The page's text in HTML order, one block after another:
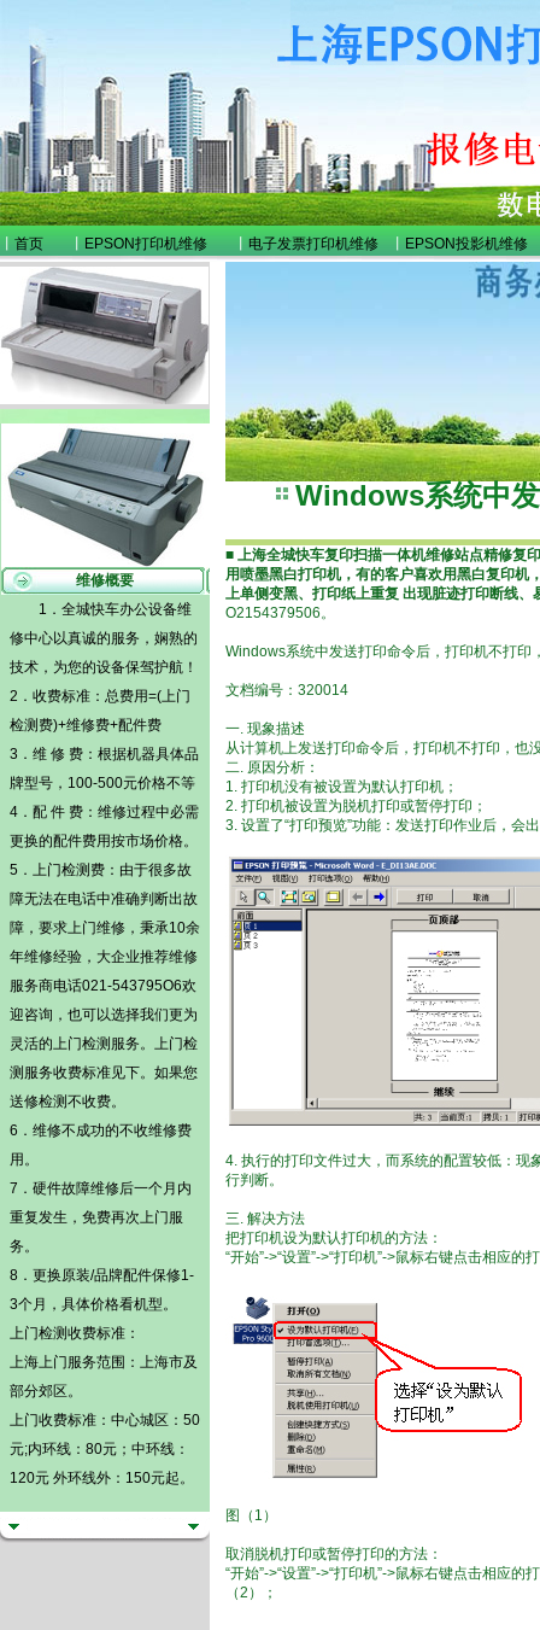
首页 EPSON打印机维修 电子发票打印机维修 EPSON投影机维修
维修概要
1．全城快车办公设备维
修中心以真诚的服务，娴熟的
技术，为您的设备保驾护航！
2．收费标准：总费用=(上门
检测费)+维修费+配件费
3．维 修 费：根据机器具体品
牌型号，100-500元价格不等
4．配 件 费：维修过程中必需
更换的配件费用按市场价格。
5． 上门检测费 ：由于很多故
障无法在电话中准确判断出故
障，要求上门维修，秉承10余
年维修经验，大企业推荐维修
服务商电话021-543795O6欢
迎咨询，也可以选择我们更为
灵活的上门检测 服务。 上门检
测 服务收费标准见下。如果您
送修检测不收费。
6．维修不成功的不收维修费
用。
7．硬件故障维修后一个月内
重复发生，免费再次上门服
务。
8．更换原装/品牌配件保修1-
3个月，具体价格看机型。
上门检测收费标准：
上海上门服务范围：上海市及
部分郊区。
上门收费标准：中心城区：50
元;内环线：80元；中环线：
120元 外环线外：150元起。
Windows系统中
■ 上海全城快车复印扫描一体机维修站点精修复
用喷墨黑白打印机，有的客户喜欢用黑白复印机
上单侧变黑、打印纸上重复 出现脏迹打印断线
O2154379506。
Windows系统中发送打印命令后，打印机不打印
文档编号：320014
一. 现象描述
从计算机上发送打印命令后，打印机不打印，也
二. 原因分析：
1. 打印机没有被设置为默认打印机；
2. 打印机被设置为脱机打印或暂停打印；
3. 设置了“打印预览”功能：发送打印作业后，会
4. 执行的打印文件过大，而系统的配置较低：
行判断。
三. 解决方法
把打印机设为默认打印机的方法：
“开始”->“设置”->“打印机”->鼠标右键点击相应
图（1）
取消脱机打印或暂停打印的方法：
“开始”->“设置”->“打印机”->鼠标右键点击相应
（2）；